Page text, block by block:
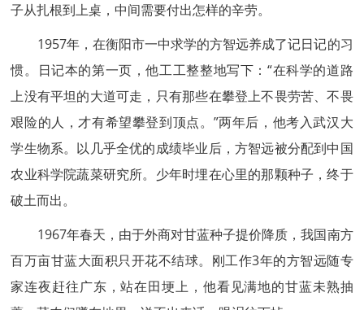
子从扎根到上桌，中间需要付出怎样的辛劳。
1957年，在衡阳市一中求学的方智远养成了记日记的习
惯。日记本的第一页，他工工整整地写下：“在科学的道路
上没有平坦的大道可走，只有那些在攀登上不畏劳苦、不畏
艰险的人，才有希望攀登到顶点。”两年后，他考入武汉大
学生物系。以几乎全优的成绩毕业后，方智远被分配到中国
农业科学院蔬菜研究所。少年时埋在心里的那颗种子，终于
破土而出。
1967年春天，由于外商对甘蓝种子提价降质，我国南方
百万亩甘蓝大面积只开花不结球。刚工作3年的方智远随专
家连夜赶往广东，站在田埂上，他看见满地的甘蓝未熟抽